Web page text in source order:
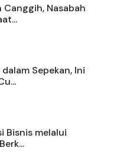
Nasabah
Sepekan, Ini
Bisnis melalui